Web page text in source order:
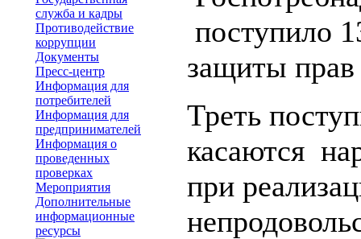
служба и кадры
Противодействие
коррупции
Документы
Пресс-центр
Информация для
потребителей
Информация для
предпринимателей
Информация о
проведенных
проверках
Мероприятия
Дополнительные
информационные
ресурсы
поступило
защиты прав
Треть
касаются
при